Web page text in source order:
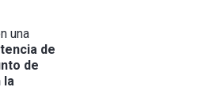
una
de
de
la